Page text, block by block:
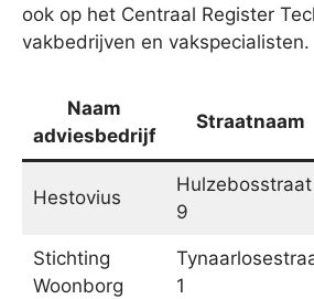
ook op het Centraal Register
vakbedrijven en vakspecialisten.
Naam
adviesbedrijf
Straatnaam
Hestovius
Hulzebosstraat
9
Stichting
Woonborg
1